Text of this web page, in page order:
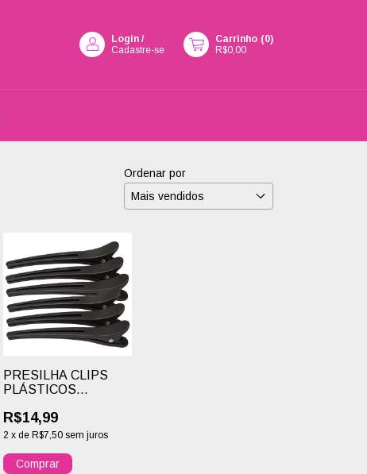
Login /
Cadastre-se
Carrinho (0)
R$0,00
Ordenar por
PRESILHA CLIPS
PLÁSTICOS
CARBONO ANTI-
ESTÁTICO PARA
UNIDADES SANTA
R$14,99
2 xdeR$7,50 sem juros
Comprar